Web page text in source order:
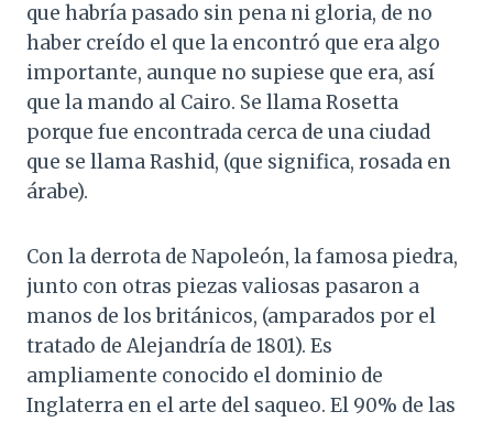
que habría pasado sin pena ni gloria, de no
haber creído el que la encontró que era algo
importante, aunque no supiese que era, así
que la mando al Cairo. Se llama Rosetta
porque fue encontrada cerca de una ciudad
que se llama Rashid, (que significa, rosada en
árabe).
Con la derrota de Napoleón, la famosa piedra,
junto con otras piezas valiosas pasaron a
manos de los británicos, (amparados por el
tratado de Alejandría de 1801). Es
ampliamente conocido el dominio de
Inglaterra en el arte del saqueo. El 90% de las